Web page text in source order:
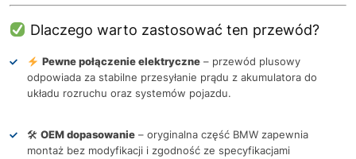
Dlaczego warto zastosować ten przewód?
Pewne połączenie elektryczne– przewód plusowy
odpowiada za stabilne przesyłanie prądu z akumulatora do
układu rozruchu oraz systemów pojazdu.
🛠 OEM dopasowanie – oryginalna część BMW zapewnia
montaż bez modyfikacji i zgodność ze specyfikacjami